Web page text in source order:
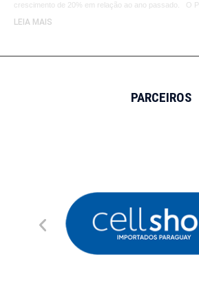
crescimento de 20% em relação ao ano passado. O
LEIA MAIS
PARCEIROS